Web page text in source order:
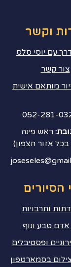
וקשר
עם יוסי סלס
צור קשר
מותאם אישית
ראש פינה
בכל אזור הצפון)
הסיורים
דתות ותרבויות
אדם טבע ונוף
ופסטיבלים
בסמארטפון